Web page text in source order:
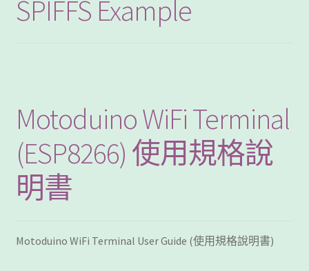
聯絡我們
關於我們
SPIFFS Example
Motoduino WiFi Terminal
(ESP8266) 使用規格說
明書
Motoduino WiFi Terminal User Guide (使用規格說明書)